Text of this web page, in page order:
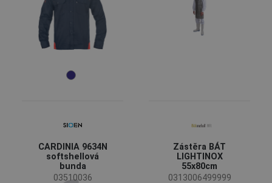
CARDINIA 9634N
softshellová
bunda
03510036
Zástěra BÁT
LIGHTINOX
55x80cm
0313006499999